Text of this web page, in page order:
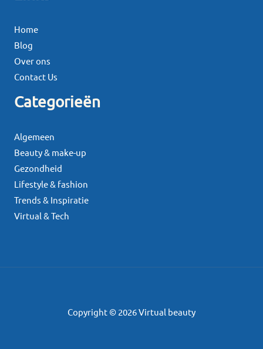
Home
Blog
Over ons
Contact Us
Categorieën
Algemeen
Beauty & make-up
Gezondheid
Lifestyle & fashion
Trends & Inspiratie
Virtual & Tech
Copyright © 2026 Virtual beauty